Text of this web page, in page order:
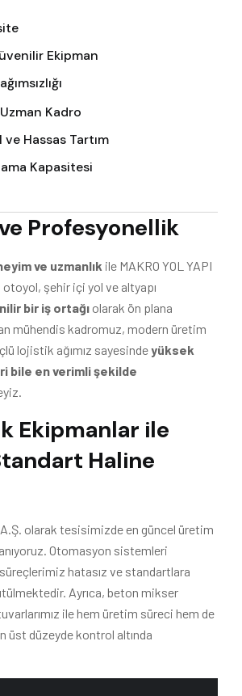
Ekipman
Kadro
Hassas Tartım
Kapasitesi
Profesyonellik
ve uzmanlık ile MAKRO YOL YAPI
şehir içi yol ve altyapı
bir iş ortağı olarak ön plana
mühendis kadromuz, modern üretim
lojistik ağımız sayesindeyüksek
bile en verimli şekilde
Ekipmanlar ile
Haline
A.Ş. olarak tesisimizde en güncel üretim
Otomasyon sistemleri
hatasız ve standartlara
Ayrıca, beton mikser
ile hem üretim süreci hem de
üst düzeyde kontrol altında